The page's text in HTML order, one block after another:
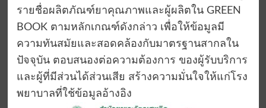
รายชื่อผลิตภัณฑ์ยาคุณภาพและผู้ผลิตใน GREEN
BOOK ตามหลักเกณฑ์ดังกล่าว เพื่อให้ข้อมูลมี
ความทันสมัยและสอดคล้องกับมาตรฐานสากลใน
ปัจจุบัน ตอบสนองต่อความต้องการ ของผู้รับบริการ
และผู้ที่มีส่วนได้ส่วนเสีย สร้างความมั่นใจให้แก่โรง
พยาบาลที่ใช้ข้อมูลอ้างอิง